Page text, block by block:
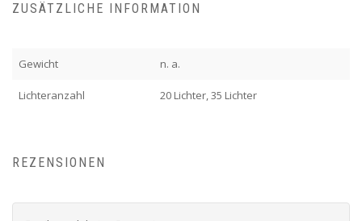
ZUSÄTZLICHE INFORMATION
Gewicht n. a.
Lichteranzahl 20 Lichter, 35 Lichter
REZENSIONEN